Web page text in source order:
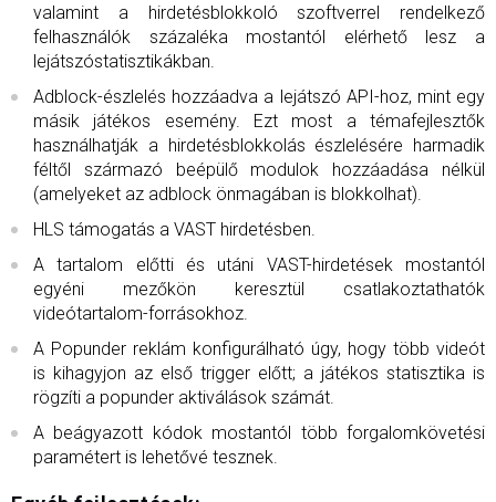
valamint a hirdetésblokkoló szoftverrel rendelkező
felhasználók százaléka mostantól elérhető lesz a
lejátszóstatisztikákban.
Adblock-észlelés hozzáadva a lejátszó API-hoz, mint egy
másik játékos esemény. Ezt most a témafejlesztők
használhatják a hirdetésblokkolás észlelésére harmadik
féltől származó beépülő modulok hozzáadása nélkül
(amelyeket az adblock önmagában is blokkolhat).
HLS támogatás a VAST hirdetésben.
A tartalom előtti és utáni VAST-hirdetések mostantól
egyéni mezőkön keresztül csatlakoztathatók
videótartalom-forrásokhoz.
A Popunder reklám konfigurálható úgy, hogy több videót
is kihagyjon az első trigger előtt; a játékos statisztika is
rögzíti a popunder aktiválások számát.
A beágyazott kódok mostantól több forgalomkövetési
paramétert is lehetővé tesznek.